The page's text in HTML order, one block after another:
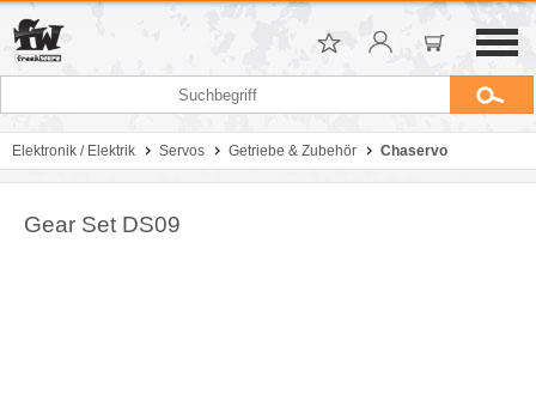
Elektronik / Elektrik Servos Getriebe & Zubehör Chaservo
Gear Set DS09